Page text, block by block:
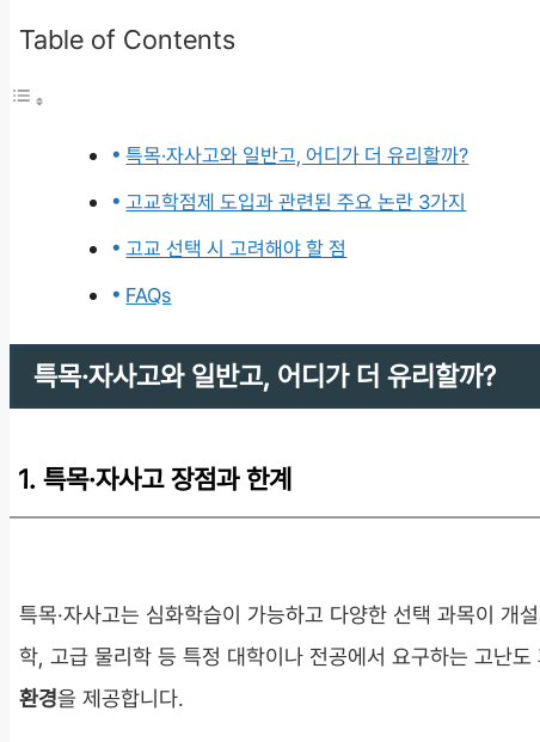
Table of Contents
특목·자사고와 일반고, 어디가 더 유리할까?
고교학점제 도입과 관련된 주요 논란 3가지
고교 선택 시 고려해야 할 점
FAQs
특목·자사고와 일반고, 어디가 더 유리할까?
1. 특목·자사고 장점과 한계
특목·자사고는 심화학습이 가능하고 다양한 선택 과목이 개
학, 고급 물리학 등 특정 대학이나 전공에서 요구하는 고난
환경을 제공합니다.